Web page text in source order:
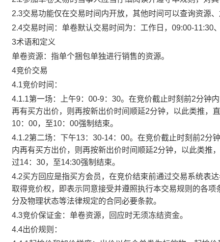
2.3交易功能仅在交易时间内开放，其他时间可以查询资源
2.4交易时间：单卷默认交易时间为：工作日，09:00-11:30
3术语和定义
单卷资源：指单个捆包单独进行销售的资源。
4竞价交易
4.1竞价时间：
4.1.1第一场：上午9：00-9：30。在竞价截止时刻前2分钟
再有买方出价，则再按新出价时间顺延2分钟，以此类推，
10：00，至10：00强制结束。
4.1.2第二场：下午13：30-14：00。在竞价截止时刻前2分
内再有买方出价，则再按新出价时间顺延2分钟，以此类推
过14：30，至14:30强制结束。
4.2买方回应是指买方会员，在竞价结束前通过交易系统表
取得竞价权，即表示同意接受并遵照执行本交易规则的各
分及物理状态等法律规定的合同必要条款。
4.3竞价保证金：单卷资源，回应时无须冻结资金。
4.4出价规则：